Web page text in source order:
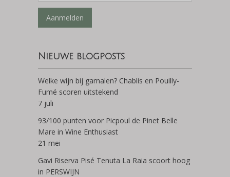
Aanmelden
Nieuwe blogposts
Welke wijn bij garnalen? Chablis en Pouilly-
Fumé scoren uitstekend
7 juli
93/100 punten voor Picpoul de Pinet Belle
Mare in Wine Enthusiast
21 mei
Gavi Riserva Pisé Tenuta La Raia scoort hoog
in PERSWIJN